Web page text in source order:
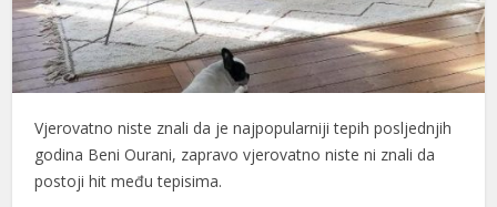
Vjerovatno niste znali da je najpopularniji tepih posljednjih
godina Beni Ourani, zapravo vjerovatno niste ni znali da
postoji hit među tepisima.